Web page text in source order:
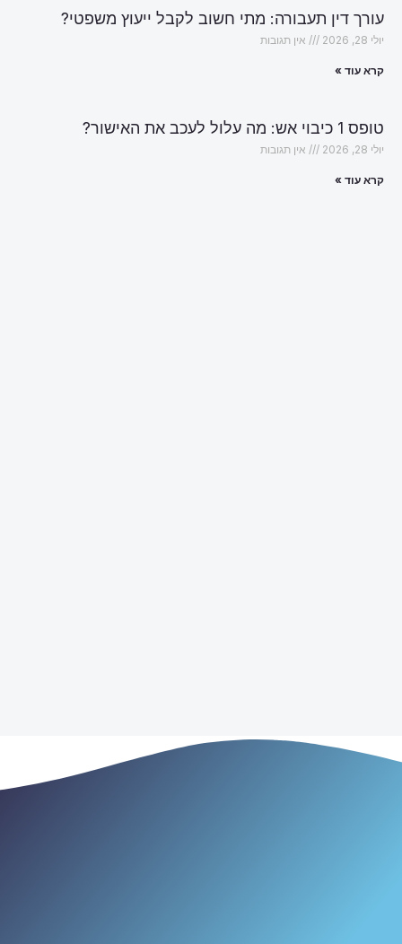
עורך דין תעבורה: מתי חשוב לקבל ייעוץ משפטי?
יולי 28, 2026 אין תגובות
קרא עוד »
טופס 1 כיבוי אש: מה עלול לעכב את האישור?
יולי 28, 2026 אין תגובות
קרא עוד »